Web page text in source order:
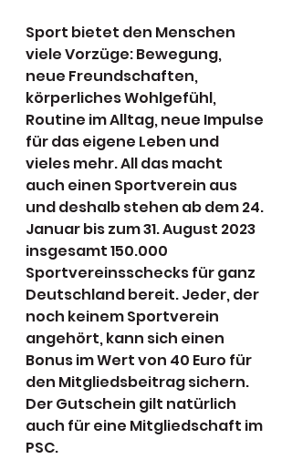
Sport bietet den Menschen
viele Vorzüge: Bewegung,
neue Freundschaften,
körperliches Wohlgefühl,
Routine im Alltag, neue Impulse
für das eigene Leben und
vieles mehr. All das macht
auch einen Sportverein aus
und deshalb stehen ab dem 24.
Januar bis zum 31. August 2023
insgesamt 150.000
Sportvereinsschecks für ganz
Deutschland bereit. Jeder, der
noch keinem Sportverein
angehört, kann sich einen
Bonus im Wert von 40 Euro für
den Mitgliedsbeitrag sichern.
Der Gutschein gilt natürlich
auch für eine Mitgliedschaft im
PSC.